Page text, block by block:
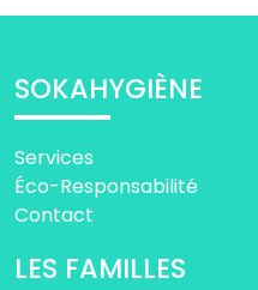
SOKAHYGIÈNE
Services
Éco-Responsabilité
Contact
LES FAMILLES